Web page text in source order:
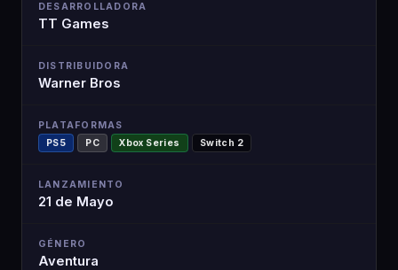
DESARROLLADORA
TT Games
DISTRIBUIDORA
Warner Bros
PLATAFORMAS
PS5
PC Xbox Series Switch 2
LANZAMIENTO
21 de Mayo
GÉNERO
Aventura